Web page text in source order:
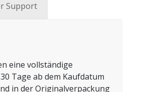
Support
eine vollständige
Tage ab dem Kaufdatum
in der Originalverpackung